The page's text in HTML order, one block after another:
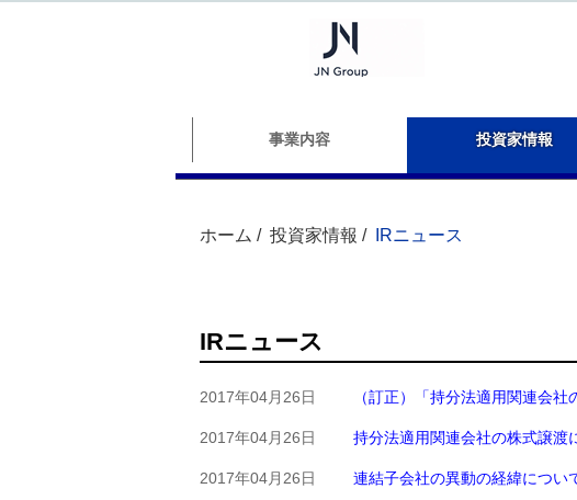
事業内容 投資家情報
ホーム / 投資家情報 / IRニュース
IRニュース
2017年04月26日 （訂正）「持分法適用関連会
2017年04月26日 持分法適用関連会社の株式譲渡
2017年04月26日 連結子会社の異動の経緯につい